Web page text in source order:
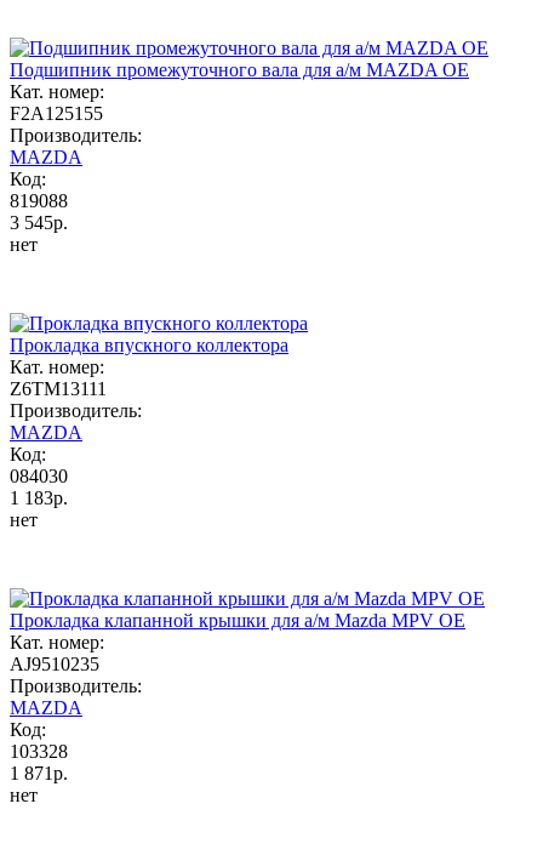
Подшипник промежуточного вала для а/м MAZDA OE
Кат. номер:
F2A125155
Производитель:
MAZDA
Код:
819088
3 545р.
нет
Прокладка впускного коллектора
Кат. номер:
Z6TM13111
Производитель:
MAZDA
Код:
084030
1 183р.
нет
Прокладка клапанной крышки для а/м Mazda MPV OE
Кат. номер:
AJ9510235
Производитель:
MAZDA
Код:
103328
1 871р.
нет